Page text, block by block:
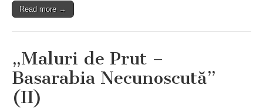
Read more →
„Maluri de Prut –
Basarabia Necunoscută”
(II)